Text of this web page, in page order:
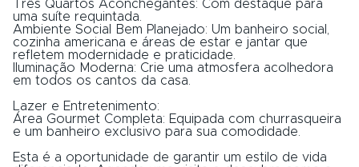
Três Quartos Aconchegantes: Com destaque para
uma suíte requintada.
Ambiente Social Bem Planejado: Um banheiro social,
cozinha americana e áreas de estar e jantar que
refletem modernidade e praticidade.
Iluminação Moderna: Crie uma atmosfera acolhedora
em todos os cantos da casa.
Lazer e Entretenimento:
Área Gourmet Completa: Equipada com churrasqueira
e um banheiro exclusivo para sua comodidade.
Esta é a oportunidade de garantir um estilo de vida